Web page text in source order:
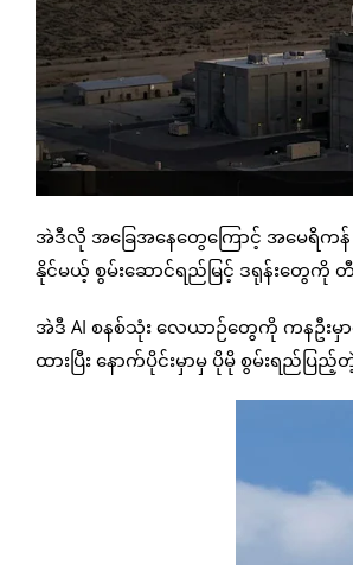
အဲဒီလို အခြေအနေတွေကြောင့် အမေရိက
နိုင်မယ့် စွမ်းဆောင်ရည်မြင့် ဒရုန်းတွေကို
အဲဒီ AI စနစ်သုံး လေယာဉ်တွေကို ကနဦးမှ
ထားပြီး နောက်ပိုင်းမှာမှ ပိုမို စွမ်းရ